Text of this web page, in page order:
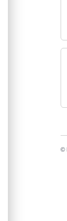
©